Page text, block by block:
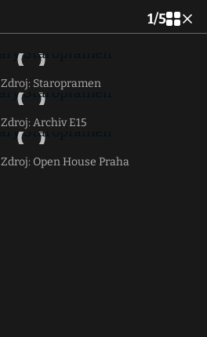
1/5
Zdroj: Staropramen
Zdroj: Archiv E15
Zdroj: Open House Praha